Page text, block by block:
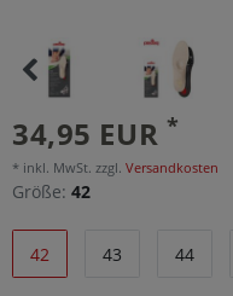
34,95 EUR *
* inkl. MwSt. zzgl. Versandkosten
Größe: 42
42 43 44